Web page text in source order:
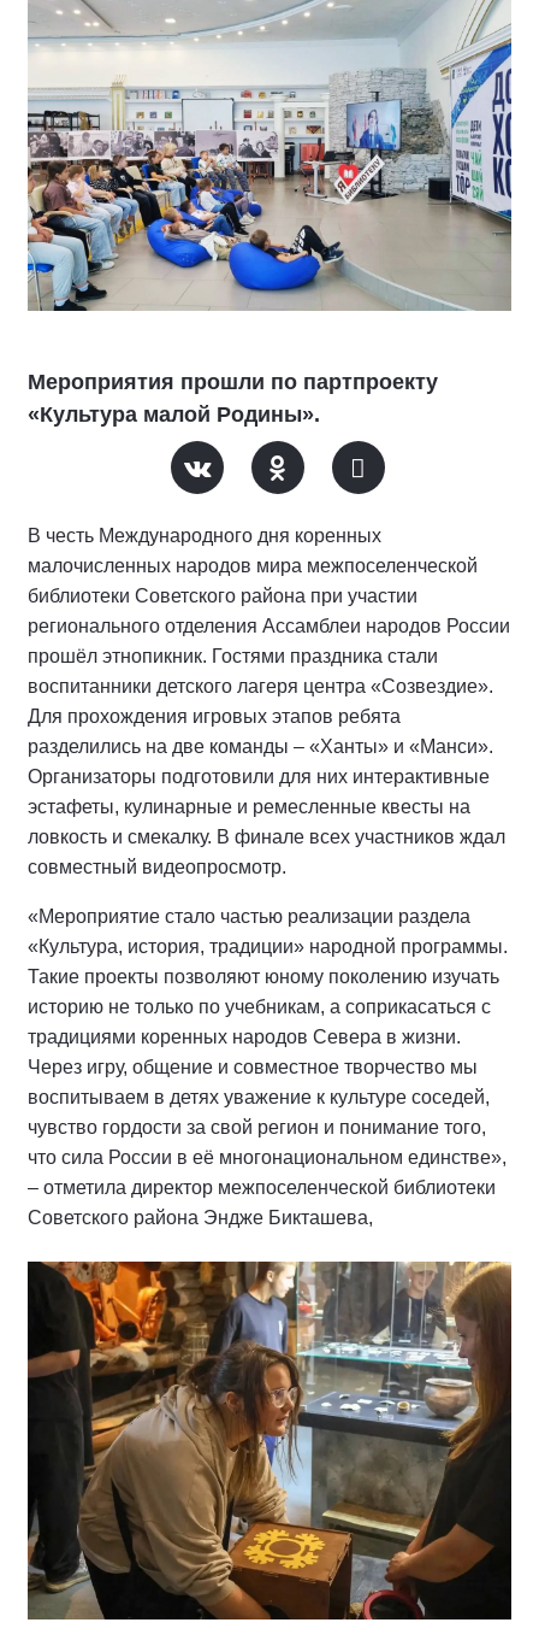
Мероприятия прошли по партпроекту
«Культура малой Родины».
В честь Международного дня коренных
малочисленных народов мира межпоселенческой
библиотеки Советского района при участии
регионального отделения Ассамблеи народов России
прошёл этнопикник. Гостями праздника стали
воспитанники детского лагеря центра «Созвездие».
Для прохождения игровых этапов ребята
разделились на две команды – «Ханты» и «Манси».
Организаторы подготовили для них интерактивные
эстафеты, кулинарные и ремесленные квесты на
ловкость и смекалку. В финале всех участников ждал
совместный видеопросмотр.
«Мероприятие стало частью реализации раздела
«Культура, история, традиции» народной программы.
Такие проекты позволяют юному поколению изучать
историю не только по учебникам, а соприкасаться с
традициями коренных народов Севера в жизни.
Через игру, общение и совместное творчество мы
воспитываем в детях уважение к культуре соседей,
чувство гордости за свой регион и понимание того,
что сила России в её многонациональном единстве»,
– отметила директор межпоселенческой библиотеки
Советского района Эндже Бикташева,